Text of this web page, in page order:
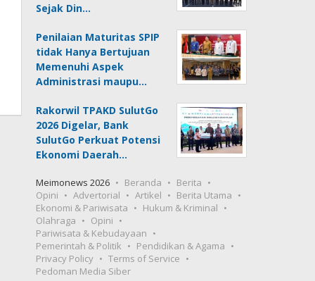
Sejak Din…
Penilaian Maturitas SPIP
tidak Hanya Bertujuan
Memenuhi Aspek
Administrasi maupu…
Rakorwil TPAKD SulutGo
2026 Digelar, Bank
SulutGo Perkuat Potensi
Ekonomi Daerah…
Meimonews 2026 Beranda
Berita
Opini
Advertorial Artikel
Berita Utama
Ekonomi & Pariwisata
Hukum & Kriminal
Olahraga
Opini
Pariwisata & Kebudayaan
Pemerintah & Politik
Pendidikan & Agama
Privacy Policy
Terms of Service
Pedoman Media Siber